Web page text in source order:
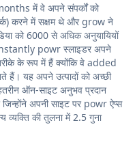
में वे अपने संपर्कों को
करने में सक्षम थे और grow ने
को 6000 से अधिक अनुयायियों
powr स्लाइडर अपने
के रूप में हैं क्योंकि वे added
हैं। यह अपने उत्पादों को अच्छी
ऑन-साइट अनुभव प्रदान
अपनी साइट पर powr ऐप्स
व्यक्ति की तुलना में 2.5 गुना